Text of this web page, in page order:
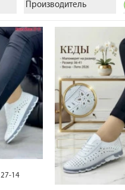
Производитель
27-14